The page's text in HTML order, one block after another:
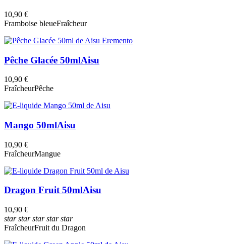
10,90 €
Framboise bleueFraîcheur
Pêche Glacée 50mlAisu
10,90 €
FraîcheurPêche
Mango 50mlAisu
10,90 €
FraîcheurMangue
Dragon Fruit 50mlAisu
10,90 €
starstarstarstarstar
FraîcheurFruit du Dragon